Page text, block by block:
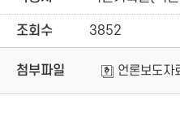
조회수 3852
첨부파일 언론보도